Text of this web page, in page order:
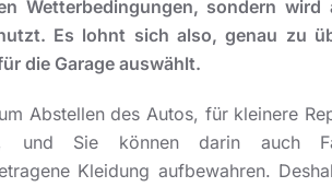
Wetterbedingungen, sondern wird
Es lohnt sich also, genau zu
die Garage auswählt.
Abstellen des Autos, für kleinere
und Sie können darin auch
Kleidung aufbewahren.